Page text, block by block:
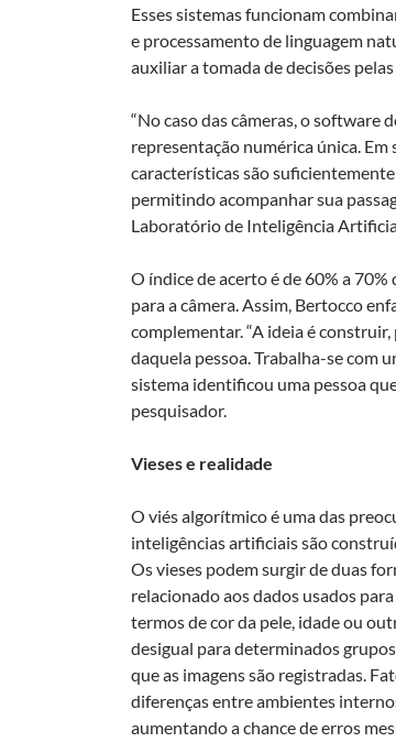
Esses sistemas funcionam
e processamento de linguagem
auxiliar a tomada de decisões
“No caso das câmeras, o software
representação numérica única.
características são
permitindo acompanhar sua
Laboratório de Inteligência
O índice de acerto é de 60% a
para a câmera. Assim, Bertocco
complementar. “A ideia é
daquela pessoa. Trabalha-se com
sistema identificou uma pessoa
pesquisador.
Vieses e realidade
O viés algorítmico é uma das
inteligências artificiais são
Os vieses podem surgir de duas
relacionado aos dados usados
termos de cor da pele, idade ou
desigual para determinados
que as imagens são registradas.
diferenças entre ambientes
aumentando a chance de erros